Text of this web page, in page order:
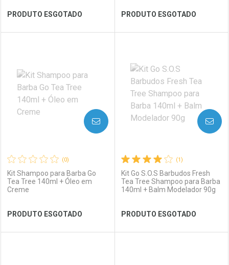
Ver Desconto Convênio Ver Desconto Convênio
PRODUTO ESGOTADO
Laboratório
Ver Desconto Convênio
Por Menos
PRODUTO ESGOTADO
Laboratório
Ver Desconto Convênio
Por Menos
(0)
Kit Shampoo para Barba Go
Tea Tree 140ml + Óleo em
Creme
PRODUTO ESGOTADO
AVISE-ME
(1)
Kit Go S.O.S Barbudos Fresh
Tea Tree Shampoo para Barba
140ml + Balm Modelador 90g
PRODUTO ESGOTADO
AVISE-ME